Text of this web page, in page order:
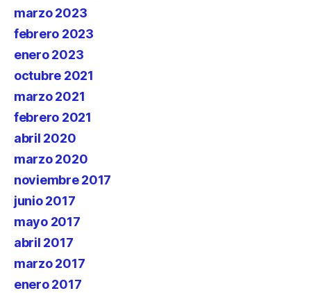
marzo 2023
febrero 2023
enero 2023
octubre 2021
marzo 2021
febrero 2021
abril 2020
marzo 2020
noviembre 2017
junio 2017
mayo 2017
abril 2017
marzo 2017
enero 2017